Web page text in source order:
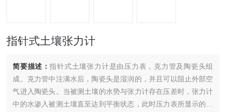
指针式土壤张力计
简要描述：指针式土壤张力计是由压力表，克力管及陶瓷头组
成。克力管中注满水后，陶瓷头是湿润的，并且可以阻止外部空
气进入陶瓷头。当被测土壤的水势与张力计存在压差时，张力计
中的水渗入被测土壤直至达到平衡状态，此时压力表所显示的值